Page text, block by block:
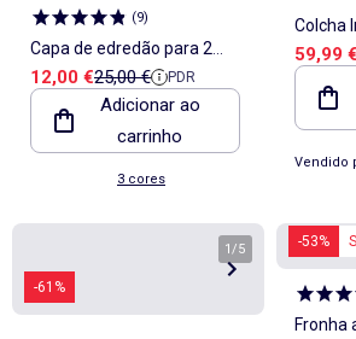
(9)
Capa de edredão para 2
pessoas 240 x 220cm em
algodão - Kiabi Home
Preço de venda
12,00 €Preço de referência
25,00 € PDR
Adicionar ao
carrinho
3 cores
Colcha
Preço
59,99 €
Vendido
-61%
1 /5 -53%
Fronha